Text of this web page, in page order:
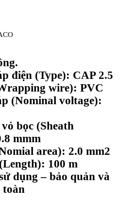
điện (Type): CAP 2.5
wire): PVC
(Nominal voltage):
bọc (Sheath
mmm
area): 2.0 mm2
100 m
dụng – bảo quản và
toàn